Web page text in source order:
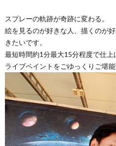
スプレーの軌跡が奇跡に変わる。
絵を見るのが好きな人、描くのが
きたいです。
最短時間約1分最大15分程度で仕上
ライブペイントをごゆっくりご堪能